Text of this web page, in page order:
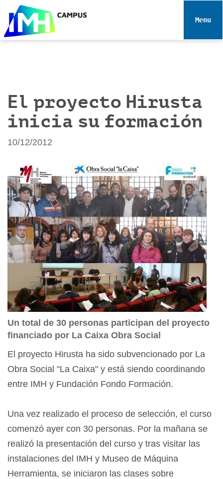
e
Toggle
El proyecto Hirusta
inicia su formación
10/12/2012
Un total de 30 personas participan del proyecto
financiado por La Caixa Obra Social
El proyecto Hirusta ha sido subvencionado por La
Obra Social "La Caixa" y está siendo coordinando
entre IMH y Fundación Fondo Formación.
Una vez realizado el proceso de selección, el curso
comenzó ayer con 30 personas. Por la mañana se
realizó la presentación del curso y tras visitar las
instalaciones del IMH y Museo de Máquina
Herramienta, se iniciaron las clases sobre